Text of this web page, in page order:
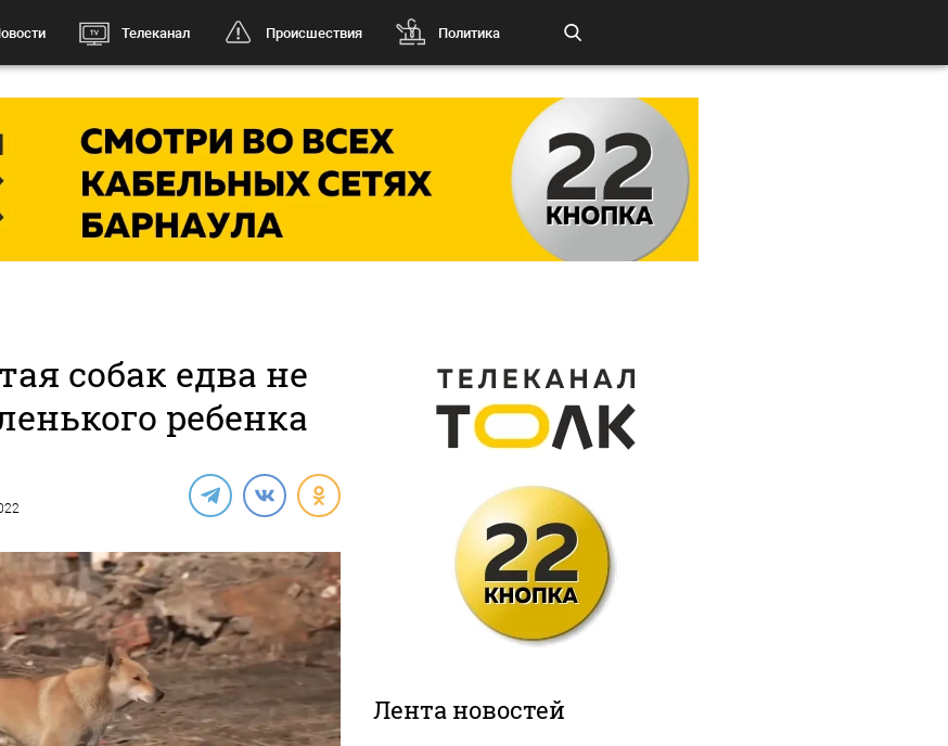
Телеканал Происшествия Политика
собак едва не
ребенка
Лента новостей